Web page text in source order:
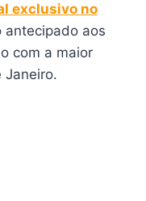
exclusivo no
antecipado aos
com a maior
Janeiro.